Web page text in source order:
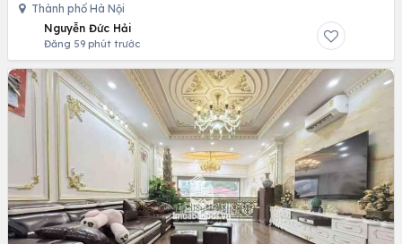
Thành phố Hà Nội
Nguyễn Đức Hải
Đăng 59 phút trước